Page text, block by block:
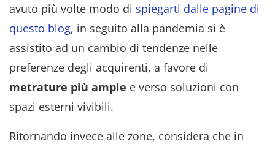
avuto più volte modo di spiegarti dalle pagine di
questo blog, in seguito alla pandemia si è
assistito ad un cambio di tendenze nelle
preferenze degli acquirenti, a favore di
metrature più ampie e verso soluzioni con
spazi esterni vivibili.
Ritornando invece alle zone, considera che in